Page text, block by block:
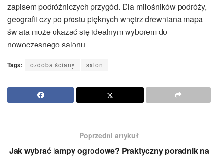
zapisem podróżniczych przygód. Dla miłośników podróży,
geografii czy po prostu pięknych wnętrz drewniana mapa
świata może okazać się idealnym wyborem do
nowoczesnego salonu.
Tags: ozdoba ściany salon
Poprzedni artykuł
Jak wybrać lampy ogrodowe? Praktyczny poradnik na